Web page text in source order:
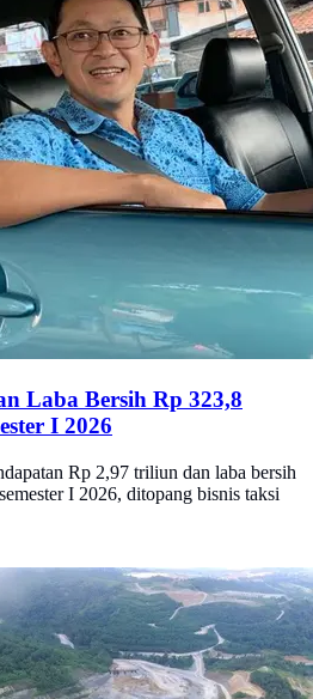
Laba Bersih Rp 323,8
I 2026
Rp 2,97 triliun dan laba bersih
I 2026, ditopang bisnis taksi